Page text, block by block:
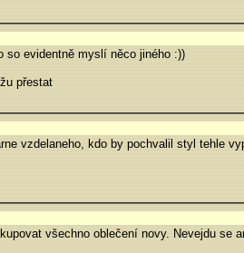
evidentně myslí něco jiného :))
přestat
vzdelaneho, kdo by pochvalil styl tehle
všechno oblečení novy. Nevejdu se